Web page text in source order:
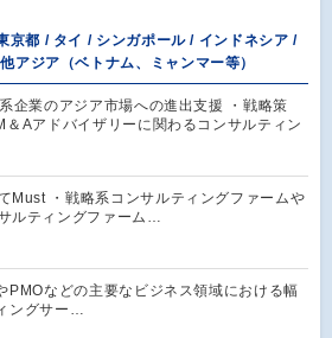
京都 / タイ / シンガポール / インドネシア /
アジア（ベトナム、ミャンマー等）
企業のアジア市場への進出支援 ・戦略策
＆Aアドバイザリーに関わるコンサルティン
Must ・戦略系コンサルティングファームや
ルティングファーム…
PMOなどの主要なビジネス領域における幅
ングサー…